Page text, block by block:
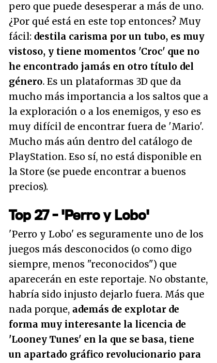
pero que puede desesperar a más de uno.
¿Por qué está en este top entonces? Muy
fácil: destila carisma por un tubo, es muy
vistoso, y tiene momentos 'Croc' que no
he encontrado jamás en otro título del
género. Es un plataformas 3D que da
mucho más importancia a los saltos que a
la exploración o a los enemigos, y eso es
muy difícil de encontrar fuera de 'Mario'.
Mucho más aún dentro del catálogo de
PlayStation. Eso sí, no está disponible en
la Store (se puede encontrar a buenos
precios).
Top 27 - 'Perro y Lobo'
'Perro y Lobo' es seguramente uno de los
juegos más desconocidos (o como digo
siempre, menos "reconocidos") que
aparecerán en este reportaje. No obstante,
habría sido injusto dejarlo fuera. Más que
nada porque, además de explotar de
forma muy interesante la licencia de
'Looney Tunes' en la que se basa, tiene
un apartado gráfico revolucionario para